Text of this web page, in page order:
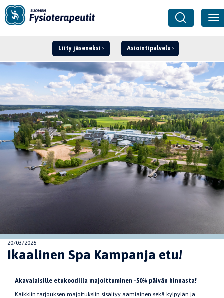
Liity jäseneksi Asiointipalvelu
Kirjaudu ›
20/03/2026
Ikaalinen Spa Kampanja etu!
Akavalaisille etukoodilla majoittuminen -50% päivän hinnasta!
Kaikkiin tarjouksen majoituksiin sisältyy aamiainen sekä kylpylän ja